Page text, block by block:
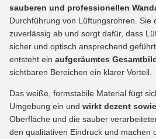
sauberen und professionellen
Durchführung von Lüftungsrohren. Sie
zuverlässig ab und sorgt dafür, dass
sicher und optisch ansprechend
entsteht ein aufgeräumtes
sichtbaren Bereichen ein klarer Vorteil.
Das weiße, formstabile Material fügt
Umgebung ein und wirkt dezent
Oberfläche und die sauber
den qualitativen Eindruck und machen